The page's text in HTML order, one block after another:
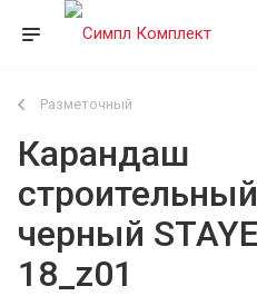
Разметочный
Карандаш
черный
18_z01